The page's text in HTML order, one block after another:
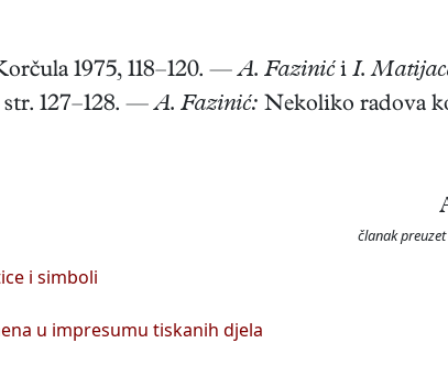
1975, 118–120. —A. Fazinići I.
str. 127–128. —A. Fazinić: Nekoliko radova
članak
i simboli
u impresumu tiskanih djela